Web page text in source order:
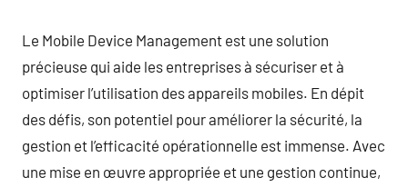
Le Mobile Device Management est une solution
précieuse qui aide les entreprises à sécuriser et à
optimiser l’utilisation des appareils mobiles. En dépit
des défis, son potentiel pour améliorer la sécurité, la
gestion et l’efficacité opérationnelle est immense. Avec
une mise en œuvre appropriée et une gestion continue,